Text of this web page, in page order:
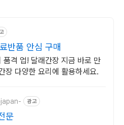
반품 안심 구매
품격 업! 달래간장 지금 바로 만
장 다양한 요리에 활용하세요.
광고
문